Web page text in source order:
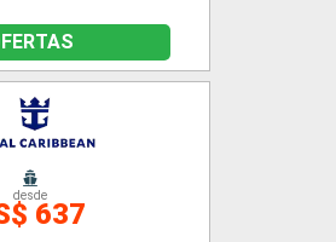
desde
637